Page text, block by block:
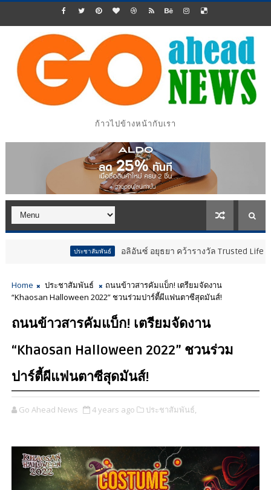
ก้าวไปข้างหน้ากับเรา
อลิอันซ์ อยุธยา คว้ารางวัล Trusted Life Partner
Home ประชาสัมพันธ์
ถนนข้าวสารคัมแบ็ก! เตรียมจัดงาน
“Khaosan Halloween 2022” ชวนร่วมปาร์ตี้ผีแฟนตาซีสุดมันส์!
ถนนข้าวสารคัมแบ็ก! เตรียมจัดงาน
“Khaosan Halloween 2022” ชวนร่วม
ปาร์ตี้ผีแฟนตาซีสุดมันส์!
Go Ahead News 4 years ago ประชาสัมพันธ์,